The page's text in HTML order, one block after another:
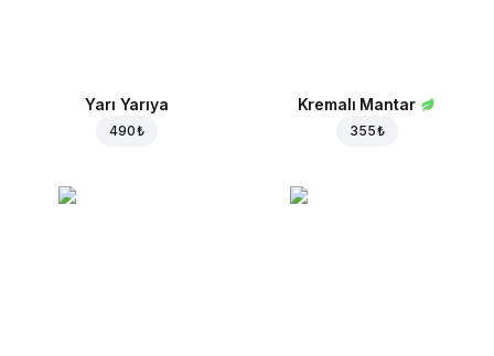
Yarı Yarıya
490 ₺
Kremalı Mantar
355 ₺